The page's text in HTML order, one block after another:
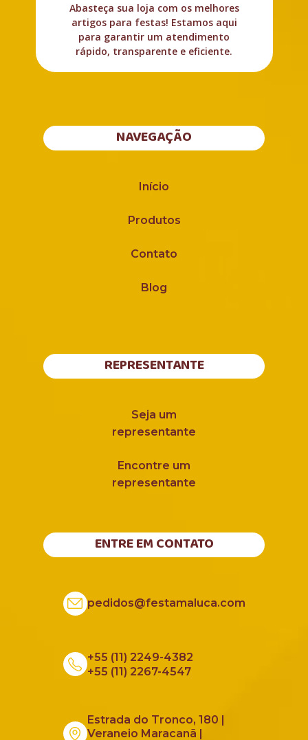
Abasteça sua loja com os melhores
artigos para festas! Estamos aqui
para garantir um atendimento
rápido, transparente e eficiente.
NAVEGAÇÃO
Início
Produtos
Contato
Blog
REPRESENTANTE
Seja um
representante
Encontre um
representante
ENTRE EM CONTATO
pedidos@festamaluca.com
+55 (11) 2249-4382
+55 (11) 2267-4547
Estrada do Tronco, 180 |
Veraneio Maracanã |